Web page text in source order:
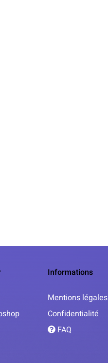
Informations
Mentions légales
Confidentialité
FAQ